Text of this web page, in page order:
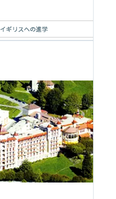
イギリスへの進学